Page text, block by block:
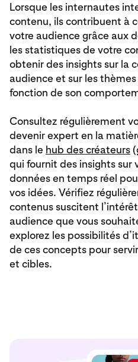
Lorsque les internautes
contenu, ils contribuent à
votre audience grâce aux
les statistiques de votre
obtenir des insights sur la
audience et sur les
fonction de son
Consultez régulièrement
devenir expert en la
dans le hub des créateurs
qui fournit des insights sur
données en temps réel
vos idées. Vérifiez
contenus suscitent
audience que vous
explorez les possibilités
de ces concepts pour
et cibles.